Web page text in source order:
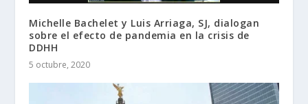
Michelle Bachelet y Luis Arriaga, SJ, dialogan
sobre el efecto de pandemia en la crisis de
DDHH
5 octubre, 2020